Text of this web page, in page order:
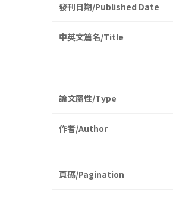
發刊日期/Published Date
中英文篇名/Title
論文屬性/Type
作者/Author
頁碼/Pagination